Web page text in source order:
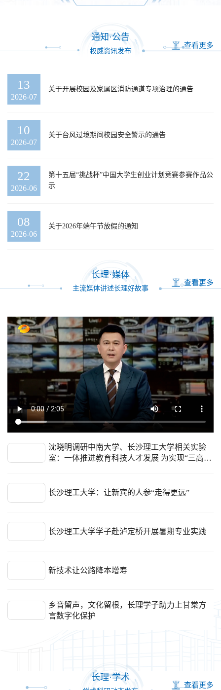
通知·公告
权威资讯发布
查看更多
13
2026-07
关于开展校园及家属区消防通道专项治理的通告
10
2026-07
关于台风过境期间校园安全警示的通告
22
2026-06
第十五届“挑战杯”中国大学生创业计划竞赛参赛作品公
示
08
2026-06
关于2026年端午节放假的通知
长理·媒体
主流媒体讲述长理好故事
查看更多
沈晓明调研中南大学、长沙理工大学相关实验
室：一体推进教育科技人才发展 为实现“三高四
长沙理工大学：让新宾的人参“走得更远”
长沙理工大学学子赴泸定桥开展暑期专业实践
新技术让公路降本增寿
乡音留声，文化留根，长理学子助力上甘棠方
言数字化保护
长理·学术
查看更多